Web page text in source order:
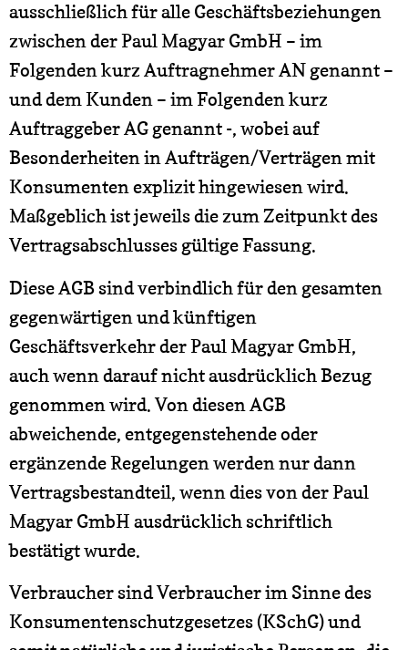
ausschließlich für alle Geschäftsbeziehungen
zwischen der Paul Magyar GmbH – im
Folgenden kurz Auftragnehmer AN genannt –
und dem Kunden – im Folgenden kurz
Auftraggeber AG genannt -, wobei auf
Besonderheiten in Aufträgen/Verträgen mit
Konsumenten explizit hingewiesen wird.
Maßgeblich ist jeweils die zum Zeitpunkt des
Vertragsabschlusses gültige Fassung.
Diese AGB sind verbindlich für den gesamten
gegenwärtigen und künftigen
Geschäftsverkehr der Paul Magyar GmbH,
auch wenn darauf nicht ausdrücklich Bezug
genommen wird. Von diesen AGB
abweichende, entgegenstehende oder
ergänzende Regelungen werden nur dann
Vertragsbestandteil, wenn dies von der Paul
Magyar GmbH ausdrücklich schriftlich
bestätigt wurde.
Verbraucher sind Verbraucher im Sinne des
Konsumentenschutzgesetzes (KSchG) und